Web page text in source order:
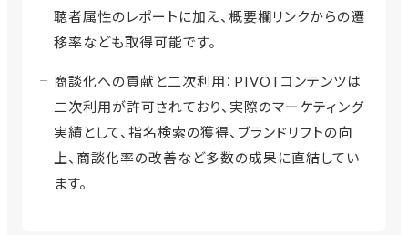
聴者属性のレポートに加え、概要欄リンクからの遷
移率なども取得可能です。
商談化への貢献と二次利用：PIVOTコンテンツは
二次利用が許可されており、実際のマーケティング
実績として、指名検索の獲得、ブランドリフトの向
上、商談化率の改善など多数の成果に直結してい
ます。